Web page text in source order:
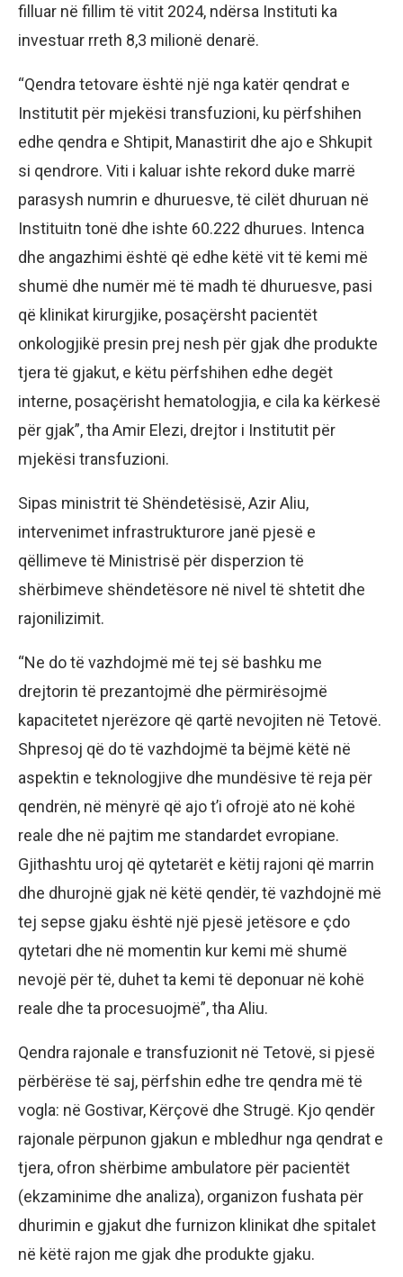
filluar në fillim të vitit 2024, ndërsa Instituti ka
investuar rreth 8,3 milionë denarë.
“Qendra tetovare është një nga katër qendrat e
Institutit për mjekësi transfuzioni, ku përfshihen
edhe qendra e Shtipit, Manastirit dhe ajo e Shkupit
si qendrore. Viti i kaluar ishte rekord duke marrë
parasysh numrin e dhuruesve, të cilët dhuruan në
Instituitn tonë dhe ishte 60.222 dhurues. Intenca
dhe angazhimi është që edhe këtë vit të kemi më
shumë dhe numër më të madh të dhuruesve, pasi
që klinikat kirurgjike, posaçërsht pacientët
onkologjikë presin prej nesh për gjak dhe produkte
tjera të gjakut, e këtu përfshihen edhe degët
interne, posaçërisht hematologjia, e cila ka kërkesë
për gjak”, tha Amir Elezi, drejtor i Institutit për
mjekësi transfuzioni.
Sipas ministrit të Shëndetësisë, Azir Aliu,
intervenimet infrastrukturore janë pjesë e
qëllimeve të Ministrisë për disperzion të
shërbimeve shëndetësore në nivel të shtetit dhe
rajonilizimit.
“Ne do të vazhdojmë më tej së bashku me
drejtorin të prezantojmë dhe përmirësojmë
kapacitetet njerëzore që qartë nevojiten në Tetovë.
Shpresoj që do të vazhdojmë ta bëjmë këtë në
aspektin e teknologjive dhe mundësive të reja për
qendrën, në mënyrë që ajo t’i ofrojë ato në kohë
reale dhe në pajtim me standardet evropiane.
Gjithashtu uroj që qytetarët e këtij rajoni që marrin
dhe dhurojnë gjak në këtë qendër, të vazhdojnë më
tej sepse gjaku është një pjesë jetësore e çdo
qytetari dhe në momentin kur kemi më shumë
nevojë për të, duhet ta kemi të deponuar në kohë
reale dhe ta procesuojmë”, tha Aliu.
Qendra rajonale e transfuzionit në Tetovë, si pjesë
përbërëse të saj, përfshin edhe tre qendra më të
vogla: në Gostivar, Kërçovë dhe Strugë. Kjo qendër
rajonale përpunon gjakun e mbledhur nga qendrat e
tjera, ofron shërbime ambulatore për pacientët
(ekzaminime dhe analiza), organizon fushata për
dhurimin e gjakut dhe furnizon klinikat dhe spitalet
në këtë rajon me gjak dhe produkte gjaku.